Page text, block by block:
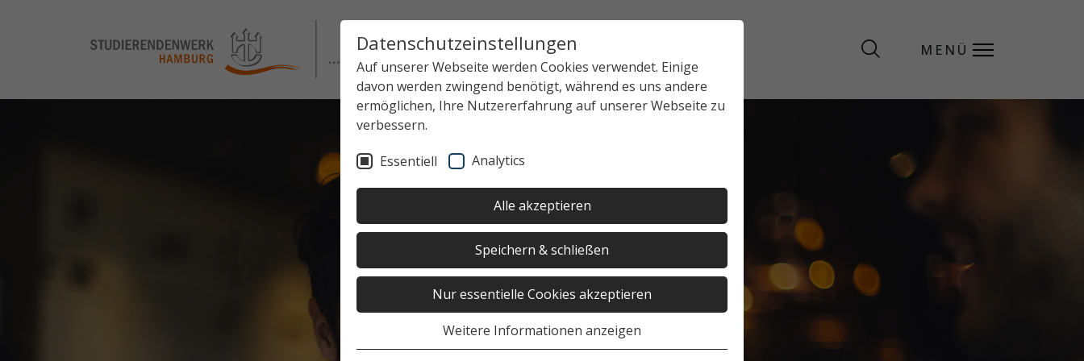
Datenschutzeinstellungen
Auf unserer Webseite werden Cookies verwendet. Einige
davon werden zwingend benötigt, während es uns andere
ermöglichen, Ihre Nutzererfahrung auf unserer Webseite zu
verbessern.
Essentiell Analytics
Alle akzeptieren
Speichern & schließen
Nur essentielle Cookies akzeptieren
Weitere Informationen anzeigen
MENÜ
MENÜ